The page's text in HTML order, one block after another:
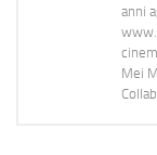
anni
Mei